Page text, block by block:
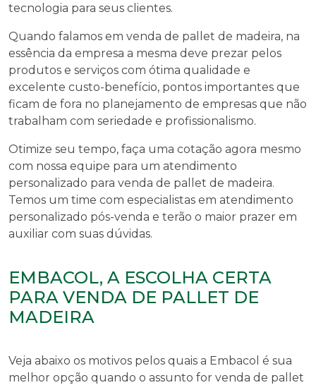
tecnologia para seus clientes.
Quando falamos em venda de pallet de madeira, na
essência da empresa a mesma deve prezar pelos
produtos e serviços com ótima qualidade e
excelente custo-benefício, pontos importantes que
ficam de fora no planejamento de empresas que não
trabalham com seriedade e profissionalismo.
Otimize seu tempo, faça uma cotação agora mesmo
com nossa equipe para um atendimento
personalizado para venda de pallet de madeira.
Temos um time com especialistas em atendimento
personalizado pós-venda e terão o maior prazer em
auxiliar com suas dúvidas.
EMBACOL, A ESCOLHA CERTA
PARA VENDA DE PALLET DE
MADEIRA
Veja abaixo os motivos pelos quais a Embacol é sua
melhor opção quando o assunto for venda de pallet